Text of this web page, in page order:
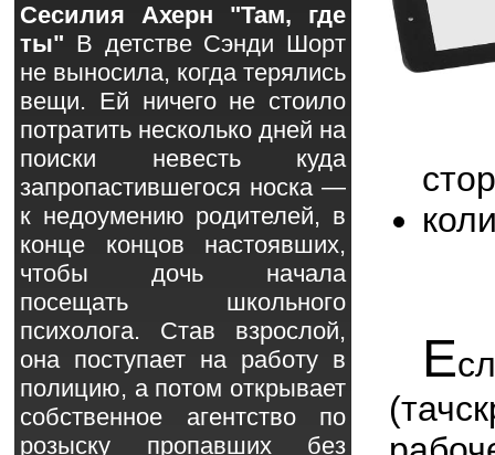
Е
Сесилия Ахерн "Там, где
ты" В детстве Сэнди Шорт
не выносила, когда терялись
вещи. Ей ничего не стоило
потратить несколько дней на
поиски невесть куда
запропастившегося носка —
к недоумению родителей, в
конце концов настоявших,
чтобы дочь начала
посещать школьного
психолога. Став взрослой,
она поступает на работу в
полицию, а потом открывает
собственное агентство по
розыску пропавших без